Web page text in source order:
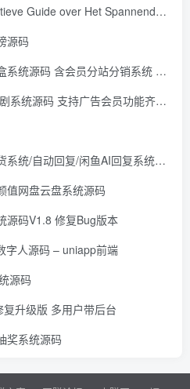
over Het Spannende Gokspel
源码
源码 含会员分站分销系统 可易支付
源码 支持广告会员功能齐全短剧源码
统/自动回复/闲鱼AI回复系统源码
值网盘云盘系统源码
源码V1.8 修复Bug版本
字人源码 – uniapp前端
源码
升级版 多用户带后台
奖系统源码